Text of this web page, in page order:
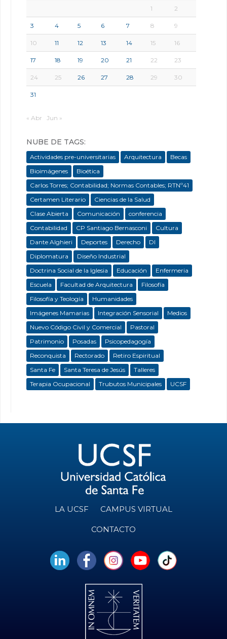
1 2
3 4 5 6 7 8 9
10 11 12 13 14 15 16
17 18 19 20 21 22 23
24 25 26 27 28 29 30
31
« Abr Jun »
NUBE DE TAGS:
Actividades pre-universitarias Arquitectura
Becas
Bioimágenes
Bioética
Carlos Torres; Contabilidad; Normas Contables; RTNº41
Certamen Literario
Ciencias de la Salud
Clase Abierta
Comunicación
conferencia
Contabilidad
CP Santiago Bernasconi
Cultura
Dante Alghieri
Deportes Derecho
DI
Diplomatura
Diseño Industrial
Doctrina Social de la Iglesia
Educación
Enfermeria
Escuela
Facultad de Arquitectura
Filosofía
Filosofía y Teología
Humanidades
Imágenes Mamarias
Integración Sensorial
Medios
Nuevo Código Civil y Comercial
Pastoral
Patrimonio
Posadas
Psicopedagogía
Reconquista
Rectorado
Retiro Espiritual
Santa Fe
Santa Teresa de Jesús
Talleres
Terapia Ocupacional
Trubutos Municipales UCSF
LA UCSF CAMPUS VIRTUAL
CONTACTO